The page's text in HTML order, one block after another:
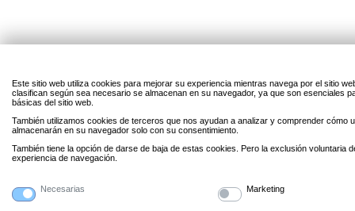
Este sitio web utiliza cookies para mejorar su experiencia mientras navega por el sitio
clasifican según sea necesario se almacenan en su navegador, ya que son esenciales
básicas del sitio web.
También utilizamos cookies de terceros que nos ayudan a analizar y comprender cómo
almacenarán en su navegador solo con su consentimiento.
También tiene la opción de darse de baja de estas cookies. Pero la exclusión voluntaria
experiencia de navegación.
Necesarias Marketing